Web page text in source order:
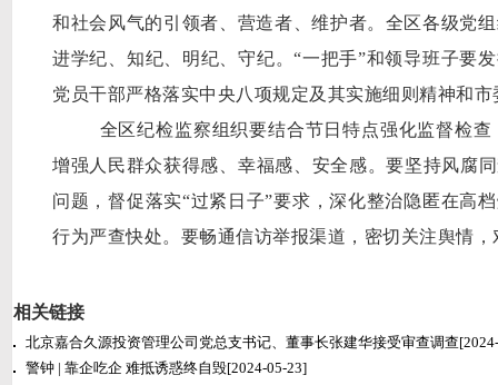
和社会风气的引领者、营造者、维护者。 全区各级党
进学纪、知纪、明纪、守纪。“一把手”和领导班子要
党员干部严格落实中央八项规定及其实施细则精神和
全区纪检监察组织要结合节日特点强化监督检查
增强人民群众获得感、幸福感、安全感。要坚持风腐
问题，督促落实“过紧日子”要求，深化整治隐匿在高
行为严查快处。要畅通信访举报渠道，密切关注舆情
相关链接
北京嘉合久源投资管理公司党总支书记、董事长张建华接受审查调查
警钟 | 靠企吃企 难抵诱惑终自毁[2024-05-23]